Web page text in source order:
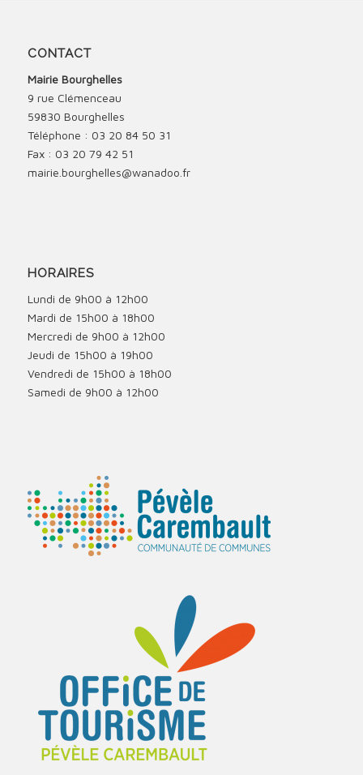
CONTACT
Mairie Bourghelles
9 rue Clémenceau
59830 Bourghelles
Téléphone : 03 20 84 50 31
Fax : 03 20 79 42 51
mairie.bourghelles@wanadoo.fr
HORAIRES
Lundi de 9h00 à 12h00
Mardi de 15h00 à 18h00
Mercredi de 9h00 à 12h00
Jeudi de 15h00 à 19h00
Vendredi de 15h00 à 18h00
Samedi de 9h00 à 12h00